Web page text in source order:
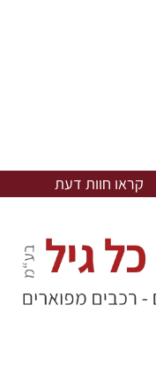
קראו חוות דעת